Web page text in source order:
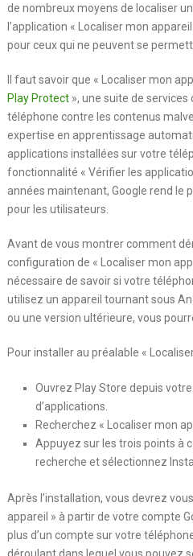
de nombreux moyens de localiser
l’application « Localiser mon
pour ceux qui ne peuvent se
Il faut savoir que « Localiser mon
Play Protect», une suite de
téléphone contre les contenus
expertise en apprentissage
applications installées sur votre
fonctionnalité « Vérifier les
années maintenant, Google rend le
pour les utilisateurs.
Avant de vous montrer comment
configuration de « Localiser mon
nécessaire de savoir si votre
utilisez un appareil tournant sous
ou une version ultérieure, vous
Pour installer au préalable «
Ouvrez Play Store depuis
d’applications.
Recherchez « Localiser mon
Appuyez sur les trois points à
recherche et sélectionnez
Après l’installation, vous devrez
appareil » à partir de votre compte
plus d’un compte sur votre